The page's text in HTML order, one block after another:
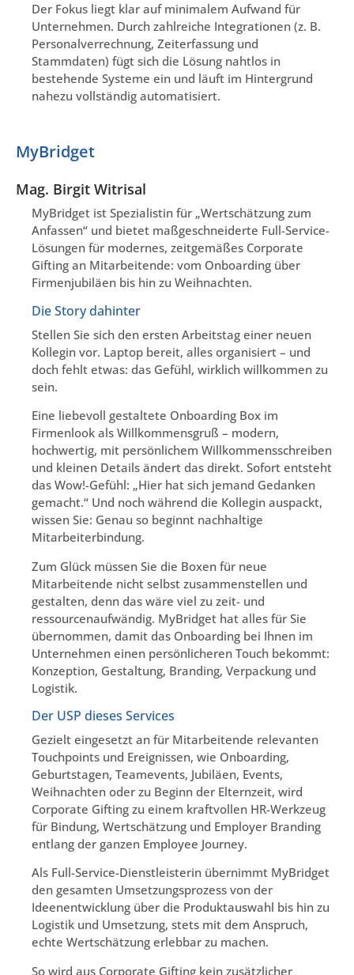
Der Fokus liegt klar auf minimalem Aufwand für
Unternehmen. Durch zahlreiche Integrationen (z. B.
Personalverrechnung, Zeiterfassung und
Stammdaten) fügt sich die Lösung nahtlos in
bestehende Systeme ein und läuft im Hintergrund
nahezu vollständig automatisiert.
MyBridget
Mag. Birgit Witrisal
MyBridget ist Spezialistin für „Wertschätzung zum
Anfassen“ und bietet maßgeschneiderte Full-Service-
Lösungen für modernes, zeitgemäßes Corporate
Gifting an Mitarbeitende: vom Onboarding über
Firmenjubiläen bis hin zu Weihnachten.
Die Story dahinter
Stellen Sie sich den ersten Arbeitstag einer neuen
Kollegin vor. Laptop bereit, alles organisiert – und
doch fehlt etwas: das Gefühl, wirklich willkommen zu
sein.
Eine liebevoll gestaltete Onboarding Box im
Firmenlook als Willkommensgruß – modern,
hochwertig, mit persönlichem Willkommensschreiben
und kleinen Details ändert das direkt. Sofort entsteht
das Wow!-Gefühl: „Hier hat sich jemand Gedanken
gemacht.“ Und noch während die Kollegin auspackt,
wissen Sie: Genau so beginnt nachhaltige
Mitarbeiterbindung.
Zum Glück müssen Sie die Boxen für neue
Mitarbeitende nicht selbst zusammenstellen und
gestalten, denn das wäre viel zu zeit- und
ressourcenaufwändig. MyBridget hat alles für Sie
übernommen, damit das Onboarding bei Ihnen im
Unternehmen einen persönlicheren Touch bekommt:
Konzeption, Gestaltung, Branding, Verpackung und
Logistik.
Der USP dieses Services
Gezielt eingesetzt an für Mitarbeitende relevanten
Touchpoints und Ereignissen, wie Onboarding,
Geburtstagen, Teamevents, Jubiläen, Events,
Weihnachten oder zu Beginn der Elternzeit, wird
Corporate Gifting zu einem kraftvollen HR-Werkzeug
für Bindung, Wertschätzung und Employer Branding
entlang der ganzen Employee Journey.
Als Full-Service-Dienstleisterin übernimmt MyBridget
den gesamten Umsetzungsprozess von der
Ideenentwicklung über die Produktauswahl bis hin zu
Logistik und Umsetzung, stets mit dem Anspruch,
echte Wertschätzung erlebbar zu machen.
So wird aus Corporate Gifting kein zusätzlicher